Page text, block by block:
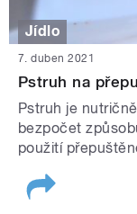
Jídlo
7. duben 2021
Pstruh na
Pstruh je
bezpočet
použití